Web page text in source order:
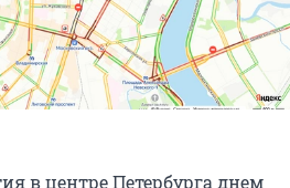
в центре Петербурга днем